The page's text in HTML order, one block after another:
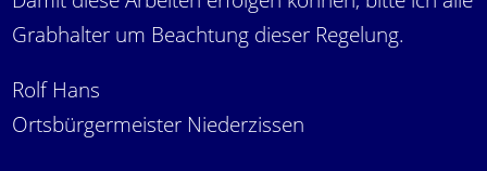
Grabhalter um Beachtung dieser Regelung.
Rolf Hans
Ortsbürgermeister Niederzissen